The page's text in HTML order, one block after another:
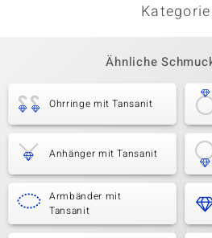
Ähnliche
Ohrringe mit Tansanit
Anhänger mit Tansanit
Armbänder mit
Tansanit